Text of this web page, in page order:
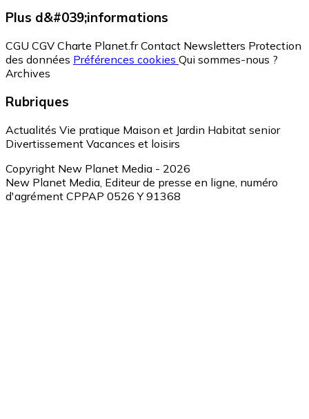
Plus d&#039;informations
CGU CGV Charte Planet.fr Contact Newsletters Protection
des données Préférences cookies Qui sommes-nous ?
Archives
Rubriques
Actualités Vie pratique Maison et Jardin Habitat senior
Divertissement Vacances et loisirs
Copyright New Planet Media - 2026
New Planet Media, Editeur de presse en ligne, numéro
d'agrément CPPAP 0526 Y 91368